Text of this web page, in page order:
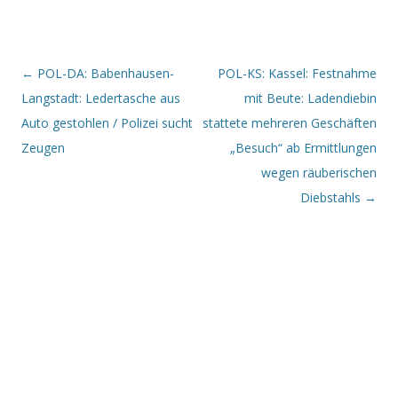
Beitrags-Navigation
← POL-DA: Babenhausen-
Langstadt: Ledertasche aus
Auto gestohlen / Polizei sucht
Zeugen
POL-KS: Kassel: Festnahme
mit Beute: Ladendiebin
stattete mehreren Geschäften
„Besuch“ ab Ermittlungen
wegen räuberischen
Diebstahls →